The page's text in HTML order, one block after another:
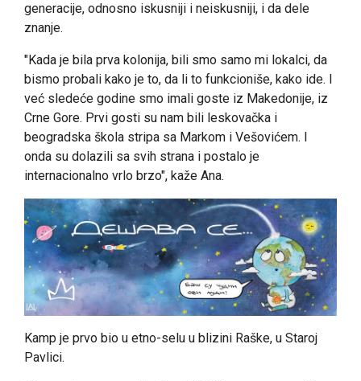
generacije, odnosno iskusniji i neiskusniji, i da dele
znanje.
"Kada je bila prva kolonija, bili smo samo mi lokalci, da
bismo probali kako je to, da li to funkcioniše, kako ide. I
već sledeće godine smo imali goste iz Makedonije, iz
Crne Gore. Prvi gosti su nam bili leskovačka i
beogradska škola stripa sa Markom i Vešovićem. I
onda su dolazili sa svih strana i postalo je
internacionalno vrlo brzo", kaže Ana.
Kamp je prvo bio u etno-selu u blizini Raške, u Staroj
Pavlici.